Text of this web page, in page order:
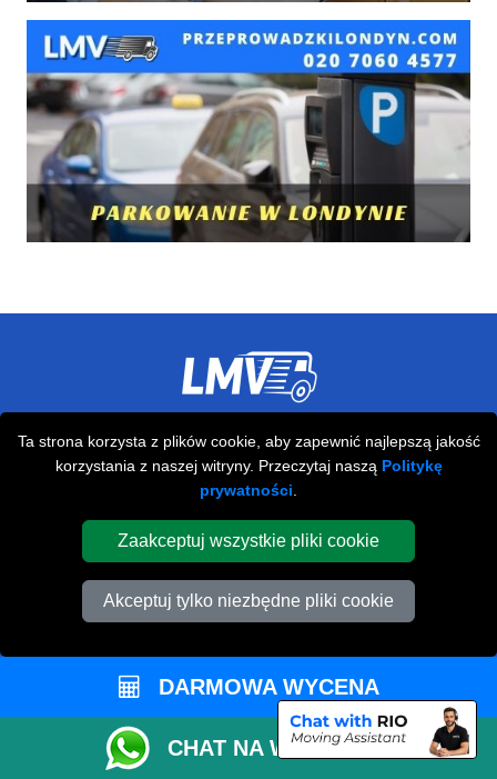
Ta strona korzysta z plików cookie, aby zapewnić najlepszą jakość
korzystania z naszej witryny. Przeczytaj naszą Politykę
prywatności
Zaakceptuj wszystkie pliki cookie
Akceptuj tylko niezbędne pliki cookie
673 Seven Sisters Road
N15 5LA London,
Napisz do nas
+44 208 099 9173
Kontakt
FAQ
DARMOWA WYCENA
CHAT NA WHATSAPP